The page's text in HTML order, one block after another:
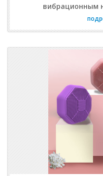
вибрационным